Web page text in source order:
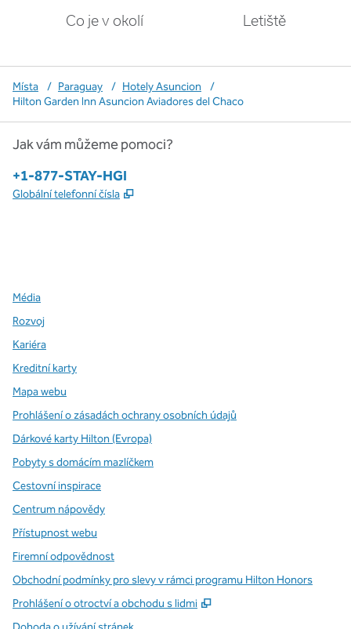
Co je v okolí Letiště
Místa / Paraguay / Hotely Asuncion
/
Hilton Garden Inn Asuncion Aviadores del Chaco
Jak vám můžeme pomoci?
Telefon:
+1-877-STAY-HGI
Globální telefonní čísla ,
Média
Rozvoj
Kariéra
Kreditní karty
Mapa webu
Prohlášení o zásadách ochrany osobních údajů
Dárkové karty Hilton (Evropa)
Pobyty s domácím mazlíčkem
Cestovní inspirace
Centrum nápovědy
Přístupnost webu
Firemní odpovědnost
Obchodní podmínky pro slevy v rámci programu Hilton Honors
Prohlášení o otroctví a obchodu s lidmi
,